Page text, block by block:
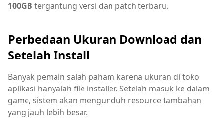
100GB tergantung versi dan patch terbaru.
Perbedaan Ukuran Download dan
Setelah Install
Banyak pemain salah paham karena ukuran di toko
aplikasi hanyalah file installer. Setelah masuk ke dalam
game, sistem akan mengunduh resource tambahan
yang jauh lebih besar.